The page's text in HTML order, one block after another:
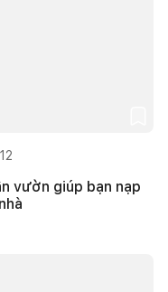
12
vườn giúp bạn nạp